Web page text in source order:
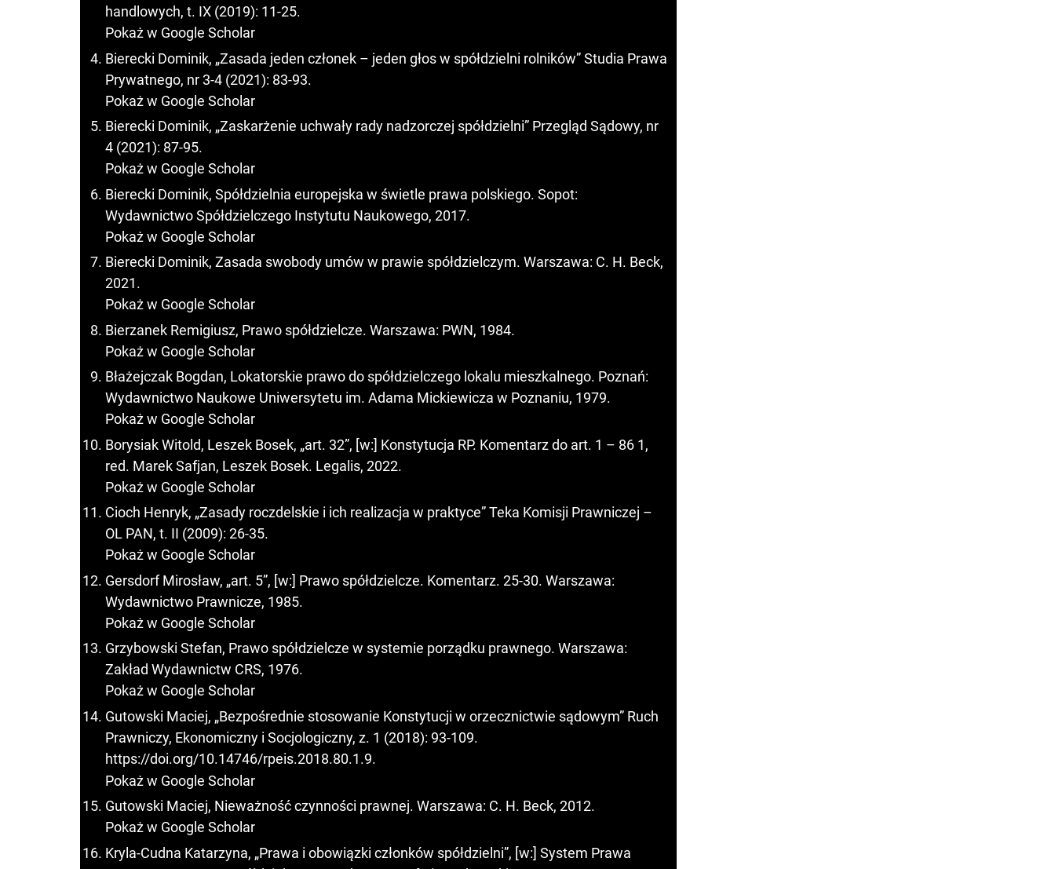
handlowych, t. IX (2019): 11-25.
Pokaż w Google Scholar
Bierecki Dominik, „Zasada jeden członek – jeden głos w spółdzielni rolników” Studia Prawa
Prywatnego, nr 3-4 (2021): 83-93.
Pokaż w Google Scholar
Bierecki Dominik, „Zaskarżenie uchwały rady nadzorczej spółdzielni” Przegląd Sądowy, nr
4 (2021): 87-95.
Pokaż w Google Scholar
Bierecki Dominik, Spółdzielnia europejska w świetle prawa polskiego. Sopot:
Wydawnictwo Spółdzielczego Instytutu Naukowego, 2017.
Pokaż w Google Scholar
Bierecki Dominik, Zasada swobody umów w prawie spółdzielczym. Warszawa: C. H. Beck,
2021.
Pokaż w Google Scholar
Bierzanek Remigiusz, Prawo spółdzielcze. Warszawa: PWN, 1984.
Pokaż w Google Scholar
Błażejczak Bogdan, Lokatorskie prawo do spółdzielczego lokalu mieszkalnego. Poznań:
Wydawnictwo Naukowe Uniwersytetu im. Adama Mickiewicza w Poznaniu, 1979.
Pokaż w Google Scholar
Borysiak Witold, Leszek Bosek, „art. 32”, [w:] Konstytucja RP. Komentarz do art. 1 – 86 1,
red. Marek Safjan, Leszek Bosek. Legalis, 2022.
Pokaż w Google Scholar
Cioch Henryk, „Zasady roczdelskie i ich realizacja w praktyce” Teka Komisji Prawniczej –
OL PAN, t. II (2009): 26-35.
Pokaż w Google Scholar
Gersdorf Mirosław, „art. 5”, [w:] Prawo spółdzielcze. Komentarz. 25-30. Warszawa:
Wydawnictwo Prawnicze, 1985.
Pokaż w Google Scholar
Grzybowski Stefan, Prawo spółdzielcze w systemie porządku prawnego. Warszawa:
Zakład Wydawnictw CRS, 1976.
Pokaż w Google Scholar
Gutowski Maciej, „Bezpośrednie stosowanie Konstytucji w orzecznictwie sądowym” Ruch
Prawniczy, Ekonomiczny i Socjologiczny, z. 1 (2018): 93-109.
https://doi.org/10.14746/rpeis.2018.80.1.9.
Pokaż w Google Scholar
Gutowski Maciej, Nieważność czynności prawnej. Warszawa: C. H. Beck, 2012.
Pokaż w Google Scholar
Kryla-Cudna Katarzyna, „Prawa i obowiązki członków spółdzielni”, [w:] System Prawa